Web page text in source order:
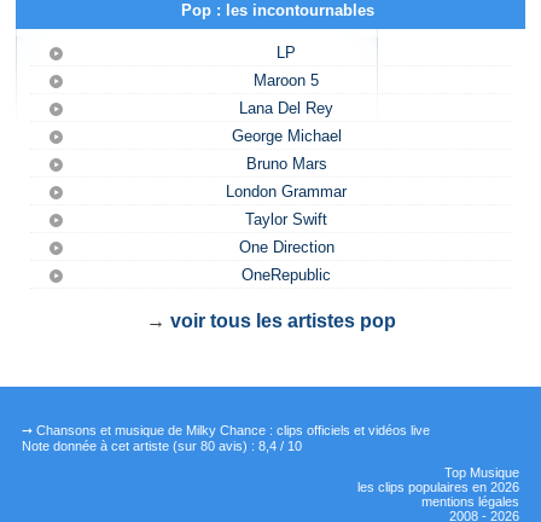
Pop : les incontournables
LP
Maroon 5
Lana Del Rey
George Michael
Bruno Mars
London Grammar
Taylor Swift
One Direction
OneRepublic
→ voir tous les artistes pop
➙ Chansons et musique de Milky Chance : clips officiels et vidéos live
Note donnée à cet artiste(sur 80avis) : 8,4/ 10
Top Musique
les clips populaires en 2026
mentions légales
2008 - 2026